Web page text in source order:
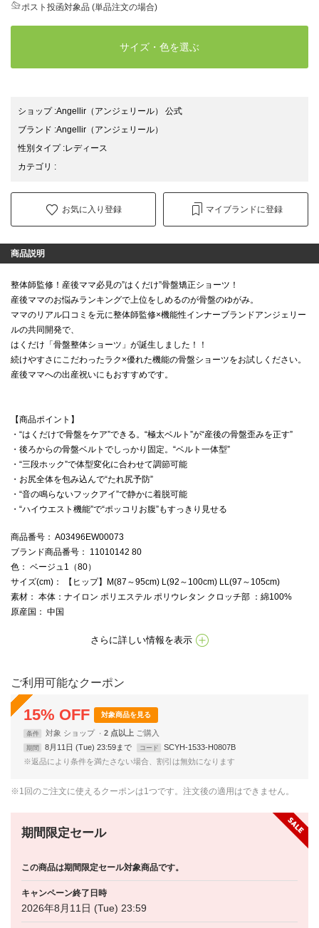
ポスト投函対象品 (単品注文の場合)
サイズ・色を選ぶ
ショップ:Angellir（アンジェリール） 公式
ブランド :Angellir （アンジェリール）
性別タイプ:レディース
カテゴリ :
お気に入り登録 マイブランドに登録
商品説明
整体師監修！産後ママ必見の”はくだけ”骨盤矯正ショーツ！
産後ママのお悩みランキングで上位をしめるのが骨盤のゆがみ。
ママのリアル口コミを元に整体師監修×機能性インナーブランドアンジェリー
ルの共同開発で、
はくだけ「骨盤整体ショーツ」が誕生しました！！
続けやすさにこだわったラク×優れた機能の骨盤ショーツをお試しください。
産後ママへの出産祝いにもおすすめです。
【商品ポイント】
・“はくだけで骨盤をケア”できる。“極太ベルト”が“産後の骨盤歪みを正す”
・後ろからの骨盤ベルトでしっかり固定。“ベルト一体型”
・“三段ホック”で体型変化に合わせて調節可能
・お尻全体を包み込んで“たれ尻予防”
・“音の鳴らないフックアイ”で静かに着脱可能
・“ハイウエスト機能”で“ポッコリお腹”もすっきり見せる
商品番号 ： A03496EW00073
ブランド商品番号 ： 11010142 80
色 ： ベージュ1（80）
サイズ(cm) ： 【ヒップ】M(87～95cm) L(92～100cm) LL(97～105cm)
素材 ： 本体：ナイロン ポリエステル ポリウレタン クロッチ部 ：綿100%
原産国 ： 中国
さらに詳しい情報を表示
ご利用可能なクーポン
15% OFF 対象商品を見る
条件 対象 ショップ 2 点以上
期間 8月11日 (Tue) 23:59まで コード
SCYH-1533-H0807B
※返品により条件を満たさない場合、割引は無効になります
※1回のご注文に使えるクーポンは1つです。注文後の適用はできません。
期間限定セール
この商品は期間限定セール対象商品です。
キャンペーン終了日時
2026年8月11日 (Tue) 23:59